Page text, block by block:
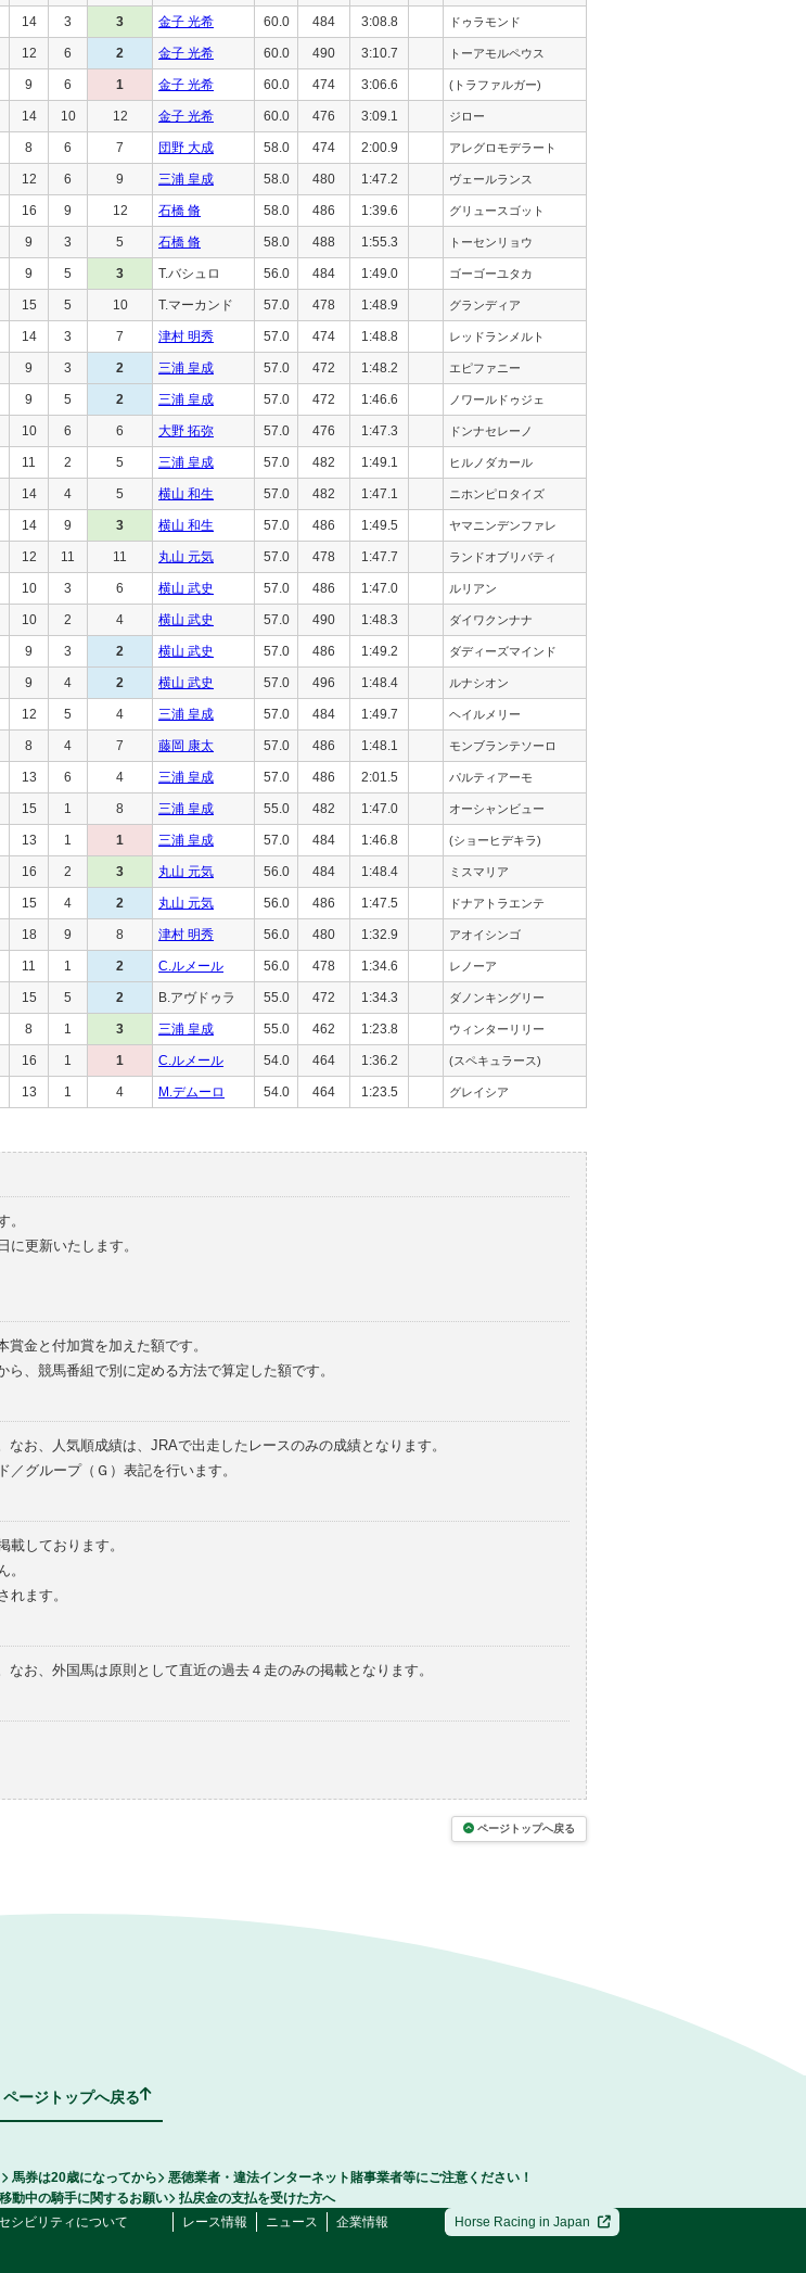
14 3 3 金子 光希 60.0 484 3:08.8 ドゥラモンド
12 6 2 金子 光希 60.0 490 3:10.7 トーアモルペウス
9 6 1 金子 光希 60.0 474 3:06.6 (トラファルガー)
14 10 12 金子 光希 60.0 476 3:09.1 ジロー
8 6 7 団野 大成 58.0 474 2:00.9 アレグロモデラート
12 6 9 三浦 皇成 58.0 480 1:47.2 ヴェールランス
16 9 12 石橋 脩 58.0 486 1:39.6 グリュースゴット
9 3 5 石橋 脩 58.0 488 1:55.3 トーセンリョウ
9 5 3 T.バシュロ 56.0 484 1:49.0 ゴーゴーユタカ
15 5 10 T.マーカンド 57.0 478 1:48.9 グランディア
14 3 7 津村 明秀 57.0 474 1:48.8 レッドランメルト
9 3 2 三浦 皇成 57.0 472 1:48.2 エピファニー
9 5 2 三浦 皇成 57.0 472 1:46.6 ノワールドゥジェ
10 6 6 大野 拓弥 57.0 476 1:47.3 ドンナセレーノ
11 2 5 三浦 皇成 57.0 482 1:49.1 ヒルノダカール
14 4 5 横山 和生 57.0 482 1:47.1 ニホンピロタイズ
14 9 3 横山 和生 57.0 486 1:49.5 ヤマニンデンファレ
12 11 11 丸山 元気 57.0 478 1:47.7 ランドオブリバティ
10 3 6 横山 武史 57.0 486 1:47.0 ルリアン
10 2 4 横山 武史 57.0 490 1:48.3 ダイワクンナナ
9 3 2 横山 武史 57.0 486 1:49.2 ダディーズマインド
9 4 2 横山 武史 57.0 496 1:48.4 ルナシオン
12 5 4 三浦 皇成 57.0 484 1:49.7 ヘイルメリー
8 4 7 藤岡 康太 57.0 486 1:48.1 モンブランテソーロ
13 6 4 三浦 皇成 57.0 486 2:01.5 パルティアーモ
15 1 8 三浦 皇成 55.0 482 1:47.0 オーシャンビュー
13 1 1 三浦 皇成 57.0 484 1:46.8 (ショーヒデキラ)
16 2 3 丸山 元気 56.0 484 1:48.4 ミスマリア
15 4 2 丸山 元気 56.0 486 1:47.5 ドナアトラエンテ
18 9 8 津村 明秀 56.0 480 1:32.9 アオイシンゴ
11 1 2 C.ルメール 56.0 478 1:34.6 レノーア
15 5 2 B.アヴドゥラ 55.0 472 1:34.3 ダノンキングリー
8 1 3 三浦 皇成 55.0 462 1:23.8 ウィンターリリー
16 1 1 C.ルメール 54.0 464 1:36.2 (スペキュラース)
13 1 4 M.デムーロ 54.0 464 1:23.5 グレイシア
。
更新いたします。
金と付加賞を加えた額です。
、競馬番組で別に定める方法で算定した額です。
お、人気順成績は、JRAで出走したレースのみの成績となります。
グループ（Ｇ）表記を行います。
しております。
。
ます。
お、外国馬は原則として直近の過去４走のみの掲載となります。
ページトップへ戻る
ページトップへ戻る
馬券は20歳になってから
悪徳業者・違法インターネット賭事業者等にご注意ください！
動中の騎手に関するお願い
払戻金の支払を受けた方へ
シビリティについて レース情報 ニュース 企業情報 Horse Racing in Japan